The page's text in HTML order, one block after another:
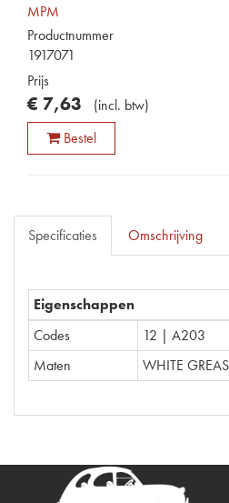
MPM
Productnummer
1917071
Prijs
€ 7,63 (incl. btw)
Bestel
Specificaties Omschrijving
Eigenschappen
Codes
12 | A203
Maten
WHITE